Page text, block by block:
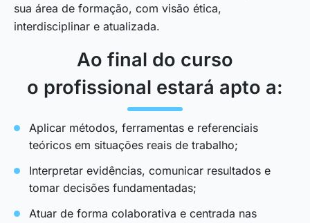
sua área de formação, com visão ética,
interdisciplinar e atualizada.
Ao final do curso
o profissional estará apto a:
Aplicar métodos, ferramentas e referenciais
teóricos em situações reais de trabalho;
Interpretar evidências, comunicar resultados e
tomar decisões fundamentadas;
Atuar de forma colaborativa e centrada nas